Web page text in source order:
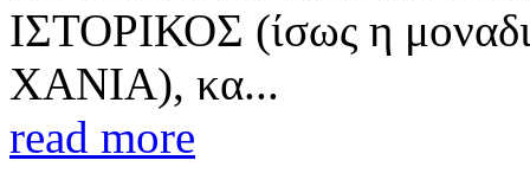
ΙΣΤΟΡΙΚΟΣ (ίσως η
ΧΑΝΙΑ), κα...
read more